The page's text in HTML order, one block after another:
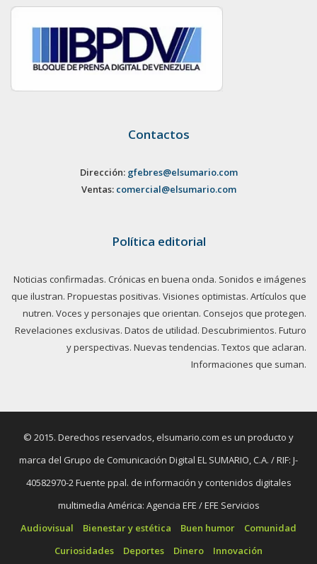
Contactos
Dirección: gfebres@elsumario.com
Ventas: comercial@elsumario.com
Política editorial
Noticias confirmadas. Crónicas en buena onda. Sonidos e imágenes
que ilustran. Propuestas positivas. Visiones optimistas. Artículos que
nutren. Voces y personajes que orientan. Consejos que protegen.
Revelaciones exclusivas. Datos de utilidad. Descubrimientos. Futuro
y perspectivas. Nuevas tendencias. Textos que aclaran.
Informaciones que suman.
© 2015. Derechos reservados, elsumario.com es un producto y
marca del Grupo de Comunicación Digital EL SUMARIO, C.A. / RIF: J-
40582970-2 Fuente ppal. de información y contenidos digitales
multimedia América: Agencia EFE / EFE Servicios
Audiovisual
Bienestar y estética Buen humor
Comunidad
Curiosidades
Deportes Dinero Innovación